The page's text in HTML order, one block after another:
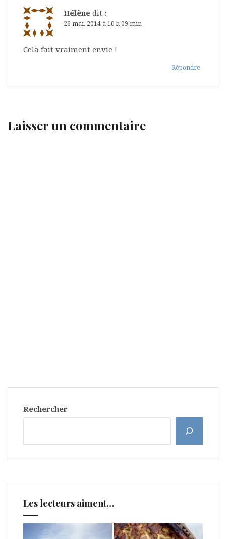
Hélène dit :
26 mai, 2014 à 10 h 09 min
Cela fait vraiment envie !
Répondre
Laisser un commentaire
Rechercher
Les lecteurs aiment…